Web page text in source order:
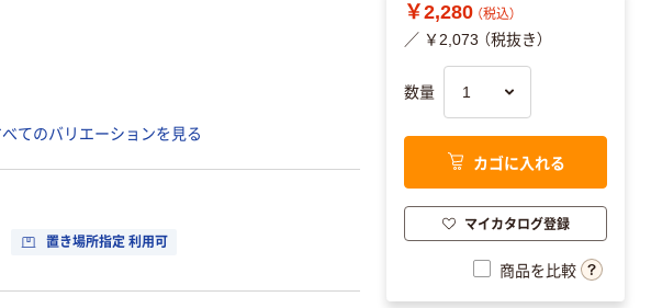
べてのバリエーションを見る
置き場所指定 利用可
￥2,280 （税込）
／ ￥2,073 （税抜き）
数量
カゴに入れる
マイカタログ登録
商品を比較